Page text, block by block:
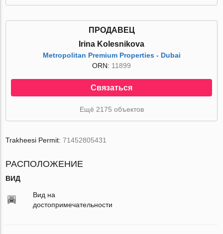
ПРОДАВЕЦ
Irina Kolesnikova
Metropolitan Premium Properties - Dubai
ORN: 11899
Связаться
Ещё 2175 объектов
Trakheesi Permit:71452805431
РАСПОЛОЖЕНИЕ
ВИД
Вид на
достопримечательности